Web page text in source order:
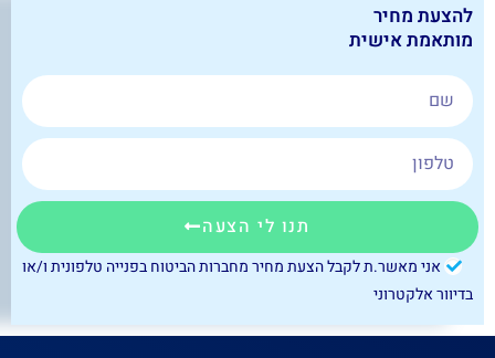
להצעת מחיר
מותאמת אישית
אני מאשר.ת לקבל הצעת מחיר מחברות הביטוח בפנייה טלפונית ו/או
בדיוור אלקטרוני
תנו לי הצעה